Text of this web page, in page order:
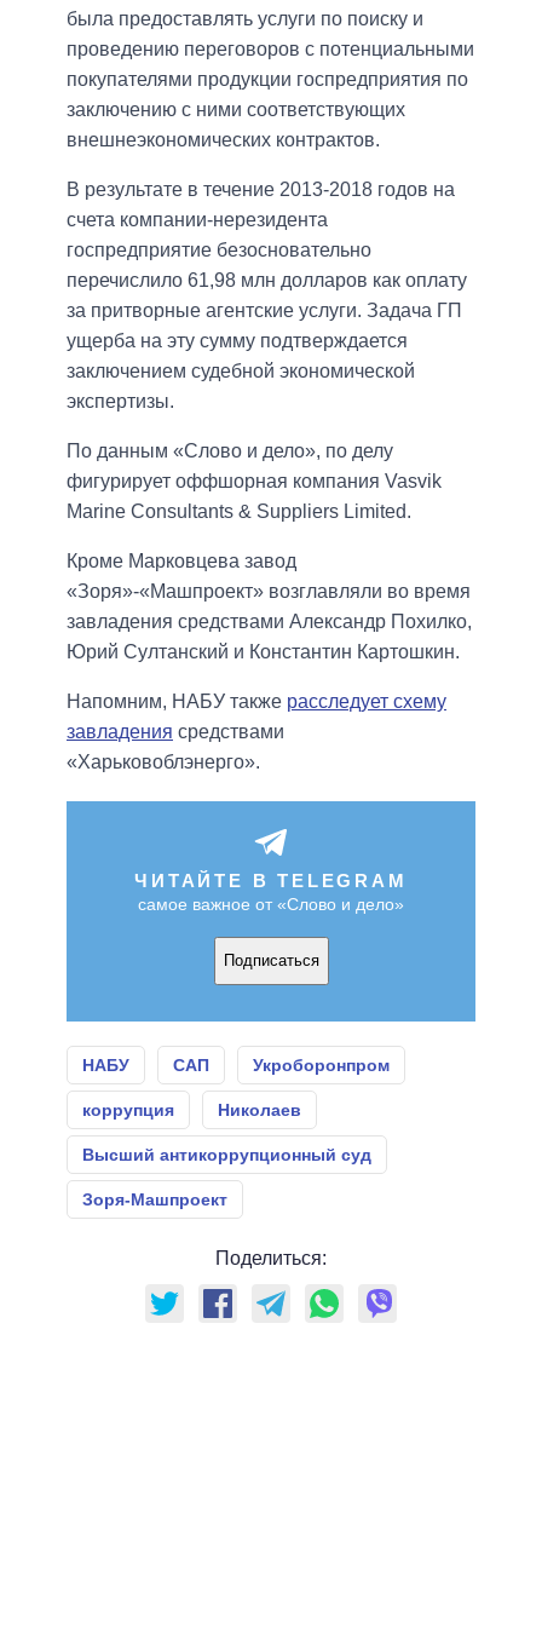
была предоставлять услуги по поиску и
проведению переговоров с потенциальными
покупателями продукции госпредприятия по
заключению с ними соответствующих
внешнеэкономических контрактов.
В результате в течение 2013-2018 годов на
счета компании-нерезидента
госпредприятие безосновательно
перечислило 61,98 млн долларов как оплату
за притворные агентские услуги. Задача ГП
ущерба на эту сумму подтверждается
заключением судебной экономической
экспертизы.
По данным «Слово и дело», по делу
фигурирует оффшорная компания Vasvik
Marine Consultants & Suppliers Limited.
Кроме Марковцева завод
«Зоря»-«Машпроект» возглавляли во время
завладения средствами Александр Похилко,
Юрий Султанский и Константин Картошкин.
Напомним, НАБУ также расследует схему
завладения средствами
«Харьковоблэнерго».
ЧИТАЙТЕ В TELEGRAM
самое важное от «Слово и дело»
Подписаться
НАБУ САП Укроборонпром
коррупция Николаев
Высший антикоррупционный суд
Зоря-Машпроект
Поделиться: